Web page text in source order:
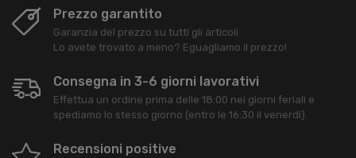
Prezzo garantito
Garanzia del prezzo su tutti gli articoli
Lo avete trovato a meno? Eguagliamo il prezzo!
Consegna in 3-6 giorni lavorativi
Effettua un ordine prima delle 18:00 nei giorni feriali e
spediamo lo stesso giorno (entro le 16:30 il venerdì).
Recensioni positive